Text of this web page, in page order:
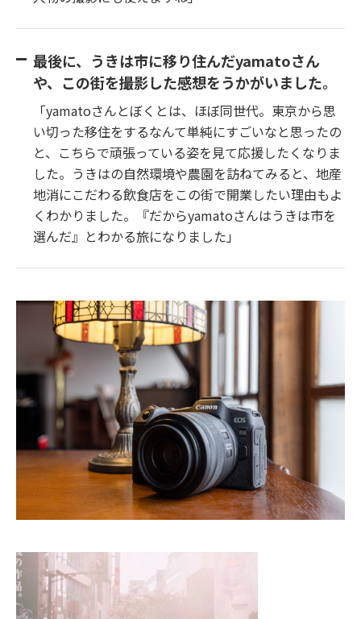
最後に、うきは市に移り住んだyamatoさん
や、この街を撮影した感想をうかがいました。
「yamatoさんとぼくとは、ほぼ同世代。東京から思
い切った移住をするなんて単純にすごいなと思ったの
と、こちらで頑張っている姿を見て応援したくなりま
した。うきはの自然環境や農園を訪ねてみると、地産
地消にこだわる飲食店をこの街で開業したい理由もよ
くわかりました。『だからyamatoさんはうきは市を
選んだ』とわかる旅になりました」